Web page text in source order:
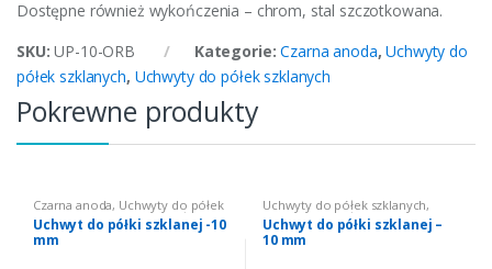
Dostępne również wykończenia – chrom, stal szczotkowana.
SKU:UP-10-ORB Kategorie:Czarna anoda,Uchwyty do
półek szklanych, Uchwyty do półek szklanych
Pokrewne produkty
Czarna anoda, Uchwyty do półek
szklanych , Uchwyty do półek
szklanych
Uchwyt do półki szklanej -10
mm
Uchwyty do półek szklanych,
Uchwyty do półek szklanych
Uchwyt do półki szklanej –
10 mm